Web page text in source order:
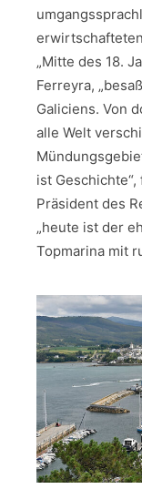
„Mitte des 18.
Ferreyra,
Galiciens. Von
alle Welt
ist
Präsident des
„heute ist der
Topmarina mit